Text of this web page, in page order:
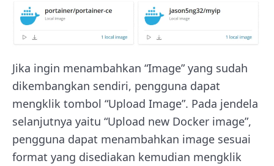
Jika ingin menambahkan “Image” yang sudah
dikembangkan sendiri, pengguna dapat
mengklik tombol “Upload Image”. Pada jendela
selanjutnya yaitu “Upload new Docker image”,
pengguna dapat menambahkan image sesuai
format yang disediakan kemudian mengklik